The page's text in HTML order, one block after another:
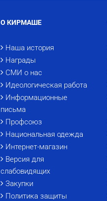
О КИРМАШЕ
Наша история
Награды
СМИ о нас
Идеологическая работа
Информационные
письма
Профсоюз
Национальная одежда
Интернет-магазин
Версия для
слабовидящих
Закупки
Политика защиты